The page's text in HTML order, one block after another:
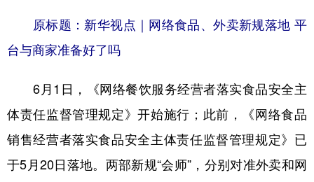
科技 科创 量子 体育
文化 书画
访谈 视频 图片 政务
法律 中央文件 金融 汽车
食品 人居 信息化 数字经济
原标题：新华视点｜网络食品、外卖新规落地 平
台与商家准备好了吗
6月1日，《网络餐饮服务经营者落实食品安全主
体责任监督管理规定》开始施行；此前，《网络食品
销售经营者落实食品安全主体责任监督管理规定》已
于5月20日落地。两部新规“会师”，分别对准外卖和网